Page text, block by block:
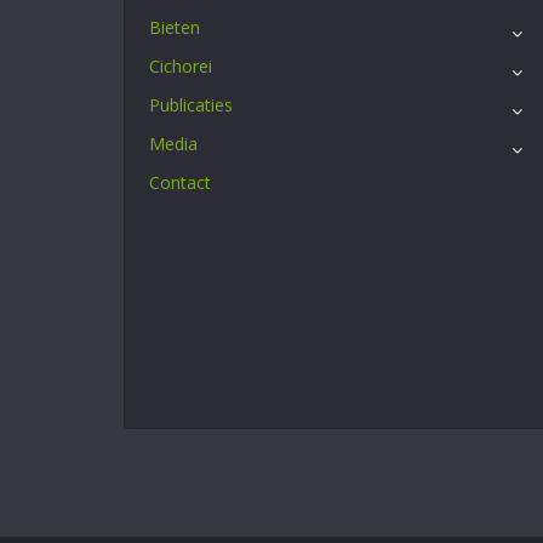
Bieten
Cichorei
Publicaties
Media
Contact